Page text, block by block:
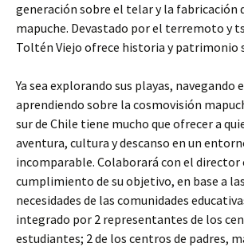
generación sobre el telar y la fabricación
mapuche. Devastado por el terremoto y
Toltén Viejo ofrece historia y patrimonio
Ya sea explorando sus playas, navegando
aprendiendo sobre la cosmovisión
sur de Chile tiene mucho que ofrecer a
aventura, cultura y descanso en un
incomparable. Colaborará con el director
cumplimiento de su objetivo, en base a
necesidades de las comunidades
integrado por 2 representantes de los
estudiantes; 2 de los centros de padres,